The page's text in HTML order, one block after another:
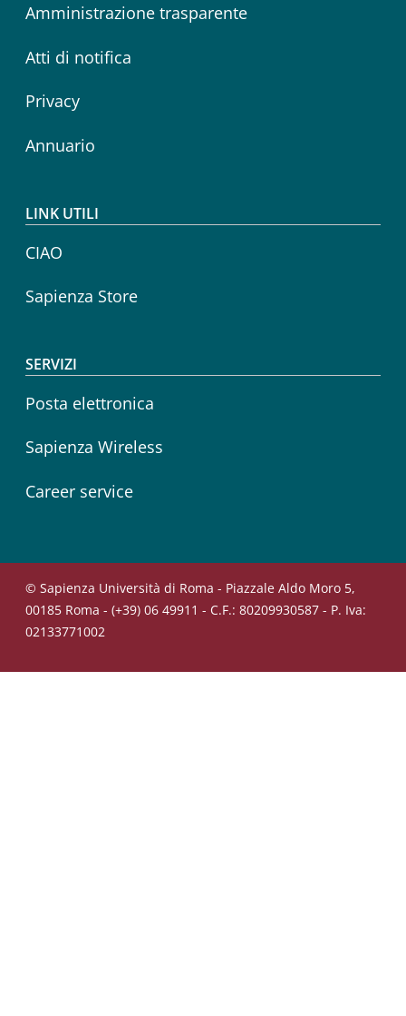
Amministrazione trasparente
Atti di notifica
Privacy
Annuario
LINK UTILI
CIAO
Sapienza Store
SERVIZI
Posta elettronica
Sapienza Wireless
Career service
© Sapienza Università di Roma - Piazzale Aldo Moro 5,
00185 Roma - (+39) 06 49911 - C.F.: 80209930587 - P. Iva:
02133771002